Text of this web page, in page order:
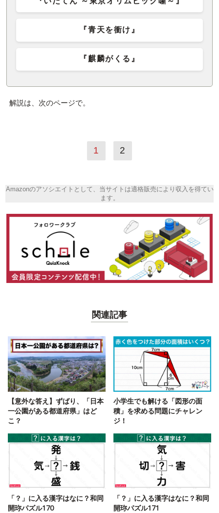
『青天を衝け』
『麒麟がくる』
解説は、次のページで。
1 2
Amazonのアソシエイトとして、当サイトは適格販売により収入を得てい
ます。
関連記事
【意外な答え】ずばり、「日本
一公園がある都道府県」はど
こ？
小学生でも解ける「図形の面
積」を求める問題にチャレン
ジ！
「？」に入る漢字はなに？和同
開珎パズル170
「？」に入る漢字はなに？和同
開珎パズル171